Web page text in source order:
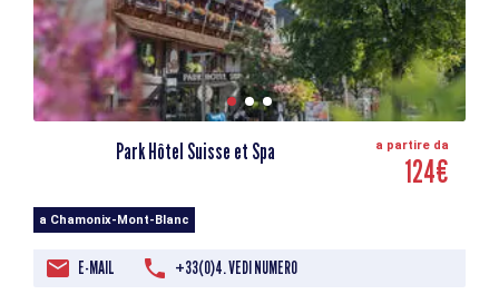
Park Hôtel Suisse et Spa a partire da
124€
a Chamonix-Mont-Blanc
E-MAIL +33(0)4. VEDI NUMERO